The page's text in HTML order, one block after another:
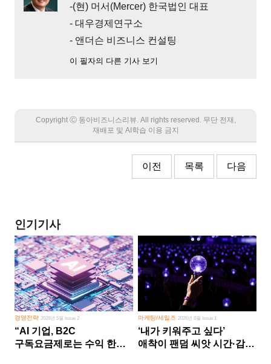
-(현) 머서(Mercer) 한국법인 대표
- 대우경제연구소
- 앤더슨 비즈니스 컨설팅
이 필자의 다른 기사 보기
Copyright Ⓒ 동아비즈니스리뷰. All rights reserved. 무단 전재,
재배포 및 AI학습 이용 금지
이전 목록 다음
인기기사
경영전략 2026년 5월 Issue 2
“AI 기업, B2C
구독요금제로는 수익 한계
마케팅/세일즈 2026년 8월 Issue 1
‘내가 키워주고 싶다’
애착이 팬덤 씨앗 시간·감정